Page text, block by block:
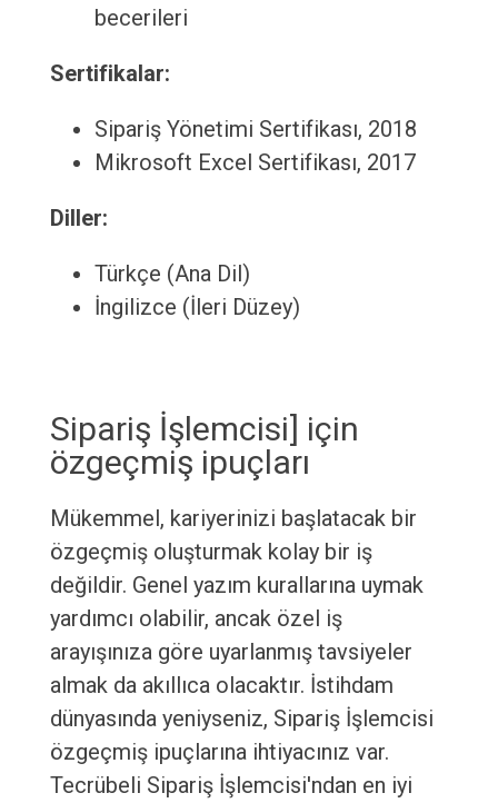
becerileri
Sertifikalar:
Sipariş Yönetimi Sertifikası, 2018
Mikrosoft Excel Sertifikası, 2017
Diller:
Türkçe (Ana Dil)
İngilizce (İleri Düzey)
Sipariş İşlemcisi] için
özgeçmiş ipuçları
Mükemmel, kariyerinizi başlatacak bir
özgeçmiş oluşturmak kolay bir iş
değildir. Genel yazım kurallarına uymak
yardımcı olabilir, ancak özel iş
arayışınıza göre uyarlanmış tavsiyeler
almak da akıllıca olacaktır. İstihdam
dünyasında yeniyseniz, Sipariş İşlemcisi
özgeçmiş ipuçlarına ihtiyacınız var.
Tecrübeli Sipariş İşlemcisi'ndan en iyi